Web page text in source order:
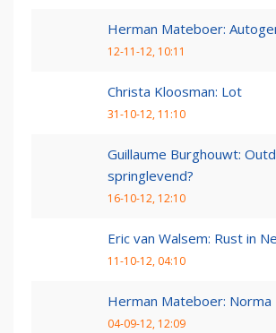
Herman Mateboer:
12-11-12, 10:11
Christa Kloosman: Lot
31-10-12, 11:10
Guillaume Burghouwt:
springlevend?
16-10-12, 12:10
Eric van Walsem: Rust in
11-10-12, 04:10
Herman Mateboer: Norma
04-09-12, 12:09